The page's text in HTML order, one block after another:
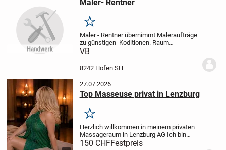
Maler- Rentner
Merken
Maler - Rentner übernimmt Maleraufträge
zu günstigen Koditionen. Raum
Schaffhausen bevorzugt. Mache gerne
VB
8242 Hofen SH
27.07.2026
Top Masseuse privat in Lenzburg
Merken
Herzlich willkommen in meinem privaten
Massageraum in Lenzburg AG Ich bin
eine europäische Wellness-Masseurin
150 CHFFestpreis